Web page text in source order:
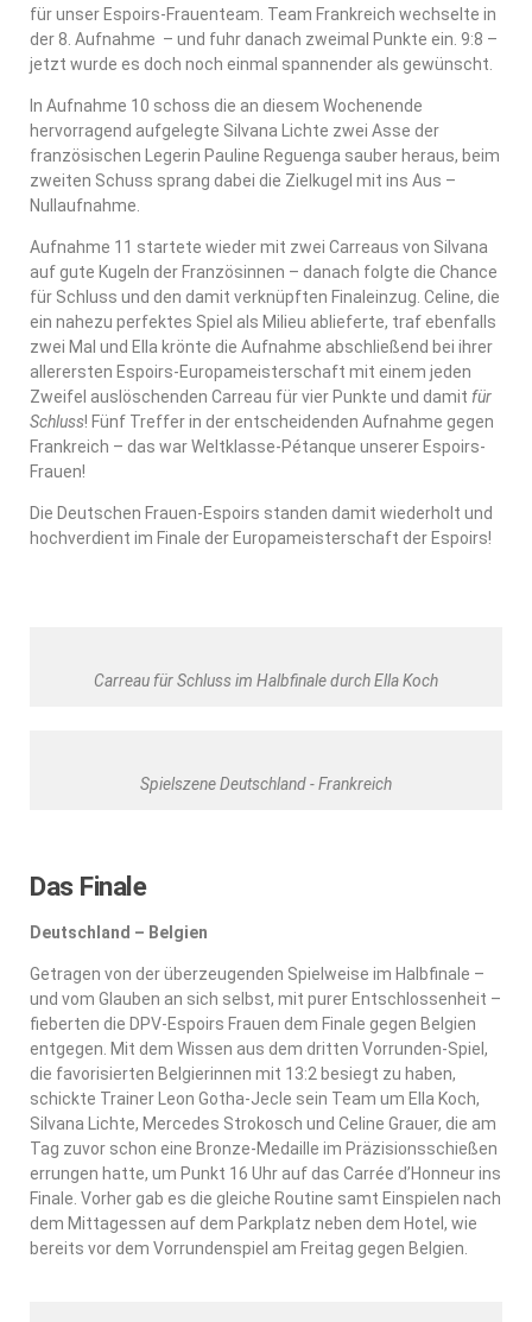
für unser Espoirs-Frauenteam. Team Frankreich wechselte in
der 8. Aufnahme – und fuhr danach zweimal Punkte ein. 9:8 –
jetzt wurde es doch noch einmal spannender als gewünscht.
In Aufnahme 10 schoss die an diesem Wochenende
hervorragend aufgelegte Silvana Lichte zwei Asse der
französischen Legerin Pauline Reguenga sauber heraus, beim
zweiten Schuss sprang dabei die Zielkugel mit ins Aus –
Nullaufnahme.
Aufnahme 11 startete wieder mit zwei Carreaus von Silvana
auf gute Kugeln der Französinnen – danach folgte die Chance
für Schluss und den damit verknüpften Finaleinzug. Celine, die
ein nahezu perfektes Spiel als Milieu ablieferte, traf ebenfalls
zwei Mal und Ella krönte die Aufnahme abschließend bei ihrer
allerersten Espoirs-Europameisterschaft mit einem jeden
Zweifel auslöschenden Carreau für vier Punkte und damit für
Schluss! Fünf Treffer in der entscheidenden Aufnahme gegen
Frankreich – das war Weltklasse-Pétanque unserer Espoirs-
Frauen!
Die Deutschen Frauen-Espoirs standen damit wiederholt und
hochverdient im Finale der Europameisterschaft der Espoirs!
Carreau für Schluss im Halbfinale durch Ella Koch
Spielszene Deutschland - Frankreich
Das Finale
Deutschland – Belgien
Getragen von der überzeugenden Spielweise im Halbfinale –
und vom Glauben an sich selbst, mit purer Entschlossenheit –
fieberten die DPV-Espoirs Frauen dem Finale gegen Belgien
entgegen. Mit dem Wissen aus dem dritten Vorrunden-Spiel,
die favorisierten Belgierinnen mit 13:2 besiegt zu haben,
schickte Trainer Leon Gotha-Jecle sein Team um Ella Koch,
Silvana Lichte, Mercedes Strokosch und Celine Grauer, die am
Tag zuvor schon eine Bronze-Medaille im Präzisionsschießen
errungen hatte, um Punkt 16 Uhr auf das Carrée d’Honneur ins
Finale. Vorher gab es die gleiche Routine samt Einspielen nach
dem Mittagessen auf dem Parkplatz neben dem Hotel, wie
bereits vor dem Vorrundenspiel am Freitag gegen Belgien.